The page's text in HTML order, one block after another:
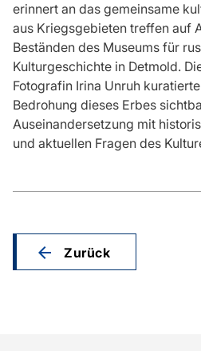
erinnert an das gemeinsame
aus Kriegsgebieten treffen auf
Beständen des Museums für
Kulturgeschichte in Detmold.
Fotografin Irina Unruh
Bedrohung dieses Erbes
Auseinandersetzung mit
und aktuellen Fragen des
Zurück